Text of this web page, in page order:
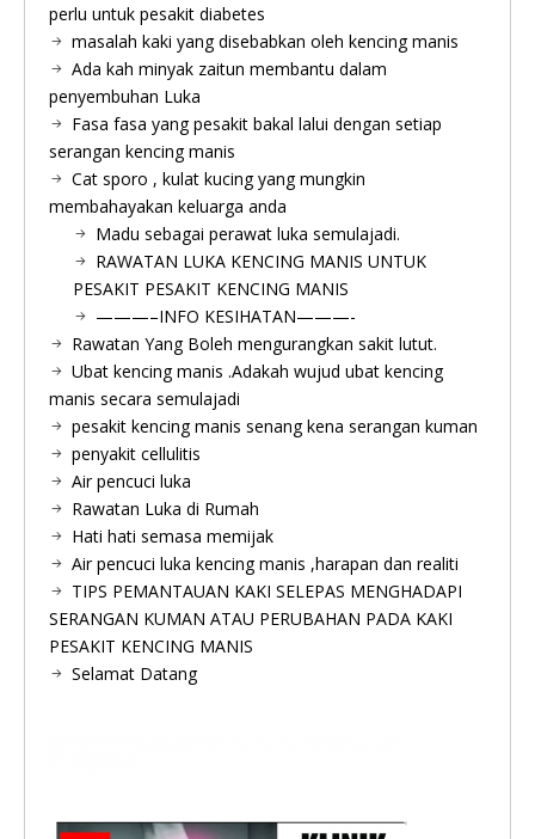
perlu untuk pesakit diabetes
masalah kaki yang disebabkan oleh kencing manis
Ada kah minyak zaitun membantu dalam
penyembuhan Luka
Fasa fasa yang pesakit bakal lalui dengan setiap
serangan kencing manis
Cat sporo , kulat kucing yang mungkin
membahayakan keluarga anda
Madu sebagai perawat luka semulajadi.
RAWATAN LUKA KENCING MANIS UNTUK
PESAKIT PESAKIT KENCING MANIS
———–INFO KESIHATAN———-
Rawatan Yang Boleh mengurangkan sakit lutut.
Ubat kencing manis .Adakah wujud ubat kencing
manis secara semulajadi
pesakit kencing manis senang kena serangan kuman
penyakit cellulitis
Air pencuci luka
Rawatan Luka di Rumah
Hati hati semasa memijak
Air pencuci luka kencing manis ,harapan dan realiti
TIPS PEMANTAUAN KAKI SELEPAS MENGHADAPI
SERANGAN KUMAN ATAU PERUBAHAN PADA KAKI
PESAKIT KENCING MANIS
Selamat Datang